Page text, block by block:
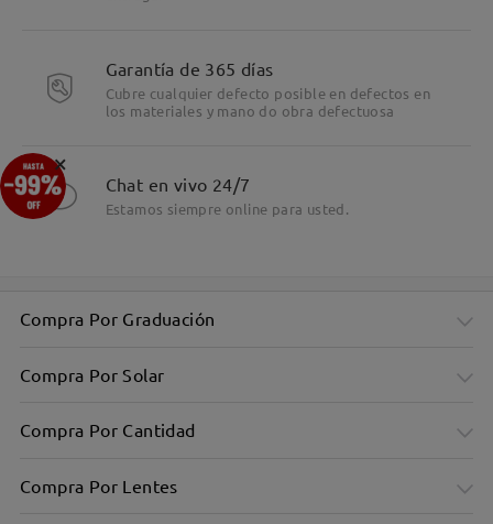
Detalles
Garantía de 365 días
Cubre cualquier defecto posible en defectos en
los materiales y mano do obra defectuosa
Chat en vivo 24/7
Estamos siempre online para usted.
Compra Por Graduación
Compra Por Solar
Compra Por Cantidad
Compra Por Lentes
×